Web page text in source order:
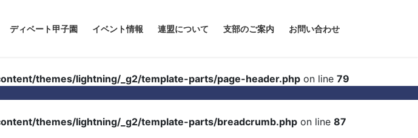
ディベート甲子園 イベント情報 連盟について 支部のご案内 お問い合わせ
themes/lightning/_g2/template-parts/page-header.php on line 79
themes/lightning/_g2/template-parts/breadcrumb.php on line 87